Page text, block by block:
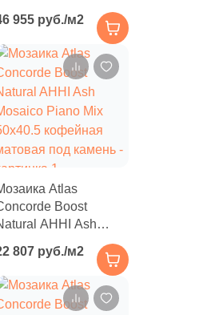
30x29.2 бежевая
матовая под камень
955 руб./м2
Atlas
Boost
AHHI Ash
кофейная
матовая под камень
807 руб./м2